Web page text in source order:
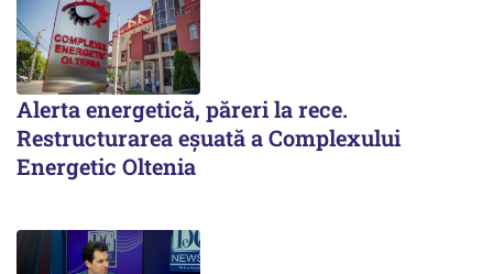
Alerta energetică, păreri la rece.
Restructurarea eșuată a Complexului
Energetic Oltenia